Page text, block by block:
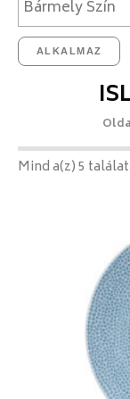
ALKALMAZ
Mind a(z) 5